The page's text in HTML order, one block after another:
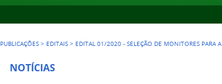
PUBLICAÇÕES > EDITAIS > EDITAL 01/2020 - SELEÇÃO DE MONITORES PARA
NOTÍCIAS